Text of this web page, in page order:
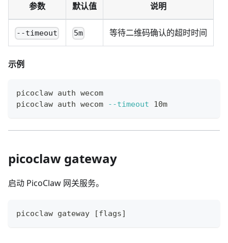
参数 默认值 说明
--timeout 5m 等待二维码确认的超时时间
示例
picoclaw auth wecom
picoclaw auth wecom
--timeout 10m
picoclaw gateway
启动 PicoClaw 网关服务。
picoclaw gateway [flags]